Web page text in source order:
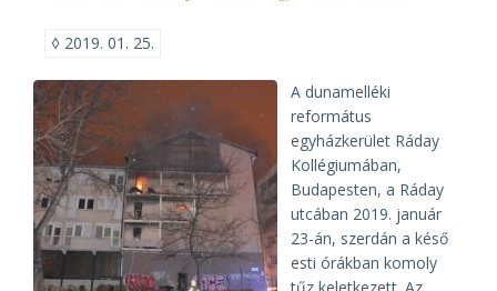
◊ 2019. 01. 25.
A dunamelléki
református
egyházkerület Ráday
Kollégiumában,
Budapesten, a Ráday
utcában 2019. január
23-án, szerdán a késő
esti órákban komoly